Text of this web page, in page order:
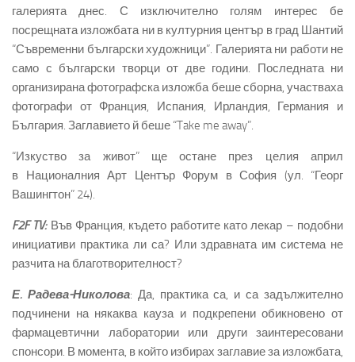
галерията днес. С изключително голям интерес бе
посрещната изложбата ни в културния център в град Шантий
“Съвременни български художници”. Галерията ни работи не
само с български творци от две години. Последната ни
организирана фотографска изложба беше сборна, участваха
фотографи от Франция, Испания, Ирландия, Германия и
България. Заглавието й беше “Take me away”.
“Изкуство за живот” ще остане през целия април
в Националния Арт Център Форум в София (ул. “Георг
Вашингтон” 24).
F2F TV:Във Франция, където работите като лекар – подобни
инициативи практика ли са? Или здравната им система не
разчита на благотворителност?
Е. Радева-Николова: Да, практика са, и са задължително
подчинени на някаква кауза и подкрепени обикновено от
фармацевтични лаборатории или други заинтересовани
спонсори. В момента, в който избирах заглавие за изложбата,